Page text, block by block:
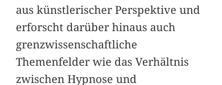
aus künstlerischer Perspektive und
erforscht darüber hinaus auch
grenzwissenschaftliche
Themenfelder wie das Verhältnis
zwischen Hypnose und